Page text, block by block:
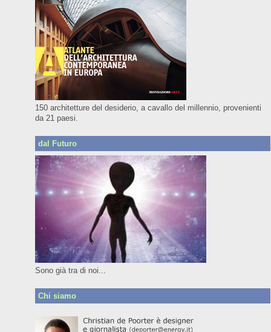
150 architetture del desiderio, a cavallo del millennio, provenienti
da 21 paesi.
dal Futuro
Sono già tra di noi...
Chi siamo